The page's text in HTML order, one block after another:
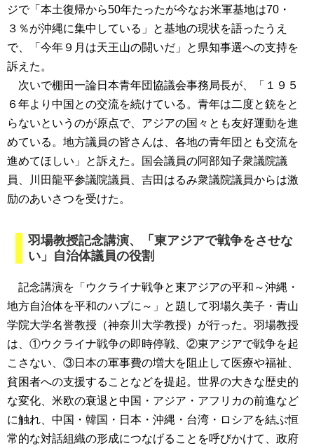
ジで「本土復帰から50年たったが今なお米軍基地は70・
３％が沖縄に集中している」と基地の現状を語ったうえ
で、「今年９月は天王山の闘いだ」と県知事選への支持を
訴えた。
次いで棚田一論日本青年団協議会事務局長が、「１９５
６年より中国との交流を続けている。青年は二度と銃をと
らないというのが原点で、アジアの国々とも友好運動を進
めている。地方議員の皆さんは、各地の青年団とも交流を
進めてほしい」と訴えた。国会議員の阿部知子衆議院議
員、川田龍平参議院議員、吉田はるみ衆議院議員からは激
励のあいさつを受けた。
羽場教授記念講演、「東アジアで戦争をさせな
い」自治体議員の役割
記念講演を「ウクライナ戦争と東アジアの平和～沖縄・
地方自治体を平和のハブに～」と題して羽場久美子・青山
学院大学名誉教授（神奈川大学教授）が行った。羽場教授
は、①ウクライナ戦争の即時停戦、②東アジアで戦争を起
こさない、③日本の軍事費の増大を阻止して医療や福祉、
貧困者への支援することなどを提起。世界の大きな歴史的
な変化、米欧の衰退と中国・アジア・アフリカの前進など
に触れ、中国・韓国・日本・沖縄・台湾・ロシアを結ぶ恒
常的な対話組織の形成につなげることを呼びかけて、政府